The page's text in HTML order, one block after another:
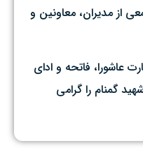
از مدیران، معاونین و
عاشورا، فاتحه و ادای
گمنام را گرامی